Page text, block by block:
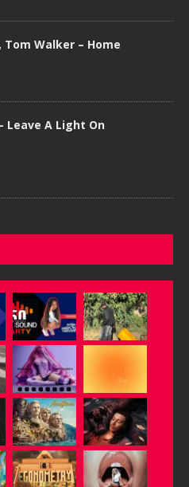
Tom Walker – Home
Leave A Light On